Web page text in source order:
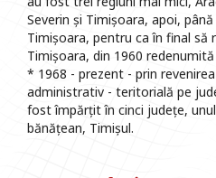
Severin și Timișoara, apoi,
Timișoara, pentru ca în final să
Timișoara, din 1960
* 1968 - prezent - prin
administrativ - teritorială pe
fost împărțit în cinci județe,
bănățean, Timișul.